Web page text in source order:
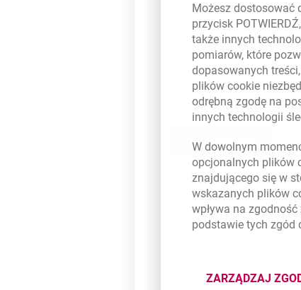
3 szybkie krokido
Wypełnij wniosek o
pożyczkę przez internet
Uzupełnij swoje dane i
wybierz szczegóły pożyczki.
Określ, ile chcesz pożyczyć i
jak długo chcesz spłacać -
od 6 do 70 miesięcy.
ZŁÓŻ WNIOSEKO POŻYCZKĘ
OTWIERA SIĘ W
Możesz dostosować
przycisk
także innych
pomiarów, które
dopasowanych
plikówcookie
odrębną zgodę na
innych technologii
W dowolnym
opcjonalnych plików
znajdującego się w
wskazanych plików
wpływa na
podstawie tych zgód
ZARZĄDZAJ